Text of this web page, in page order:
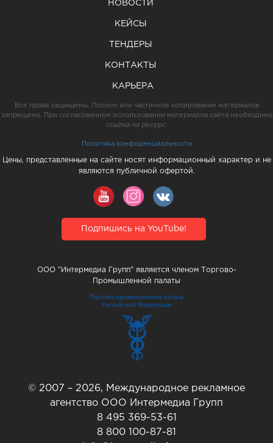
НОВОСТИ
КЕЙСЫ
ТЕНДЕРЫ
КОНТАКТЫ
КАРЬЕРА
Все права защищены. Полное или частичное копирование материалов
запрещено. При согласованном использовании материалов сайта необходима
ссылка на ресурс.
Политика конфиденциальности
Цены, представленные на сайте носят информационный характер и не
являются публичной офертой.
Подпишись на YouTube!
ООО "Интермедиа Групп" является членом Торгово-
Промышленной палаты
© 2007 – 2026, Международное рекламное
агентство ООО Интермедиа Групп
8 495 369-53-61
8 800 100-87-81